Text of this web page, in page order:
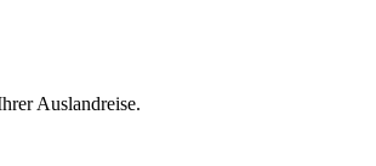
Auslandreise.